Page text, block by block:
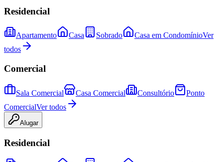
Residencial
Apartamento Casa Sobrado Casa em CondomínioVer
todos
Comercial
Sala Comercial Casa Comercial Consultório
Ponto
ComercialVer todos
Alugar
Residencial